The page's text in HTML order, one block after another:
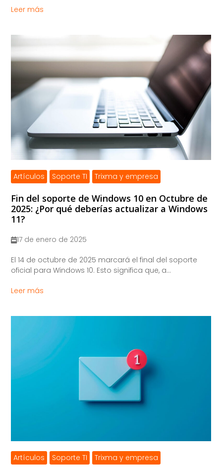
Leer más
Artículos Soporte TI Trixma y empresa
Fin del soporte de Windows 10 en Octubre de
2025: ¿Por qué deberías actualizar a Windows
11?
17 de enero de 2025
El 14 de octubre de 2025 marcará el final del soporte
oficial para Windows 10. Esto significa que, a...
Leer más
Artículos Soporte TI Trixma y empresa